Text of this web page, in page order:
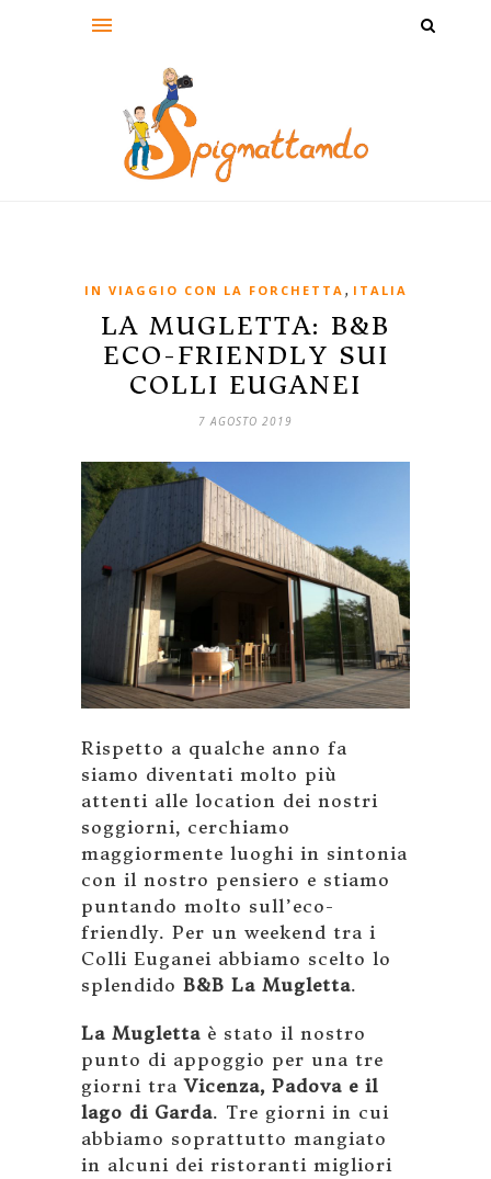
IN VIAGGIO CON LA FORCHETTA , ITALIA
LA MUGLETTA: B&B
ECO-FRIENDLY SUI
COLLI EUGANEI
7 AGOSTO 2019
Rispetto a qualche anno fa
siamo diventati molto più
attenti alle location dei nostri
soggiorni, cerchiamo
maggiormente luoghi in sintonia
con il nostro pensiero e stiamo
puntando molto sull’eco-
friendly. Per un weekend tra i
Colli Euganei abbiamo scelto lo
splendido B&B La Mugletta.
La Mugletta è stato il nostro
punto di appoggio per una tre
giorni traVicenza, Padova e il
lago di Garda. Tre giorni in cui
abbiamo soprattutto mangiato
in alcuni dei ristoranti migliori